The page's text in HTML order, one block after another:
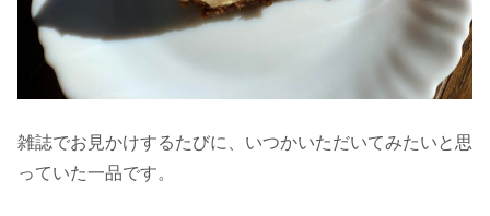
雑誌でお見かけするたびに、いつかいただいてみたいと思
っていた一品です。